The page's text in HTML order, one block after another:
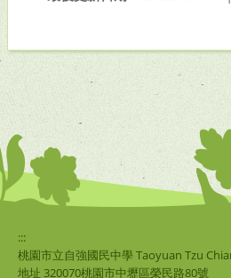
:::
桃園市立自強國民中學 Taoyuan Tzu
地址 320070桃園市中壢區榮民路80號